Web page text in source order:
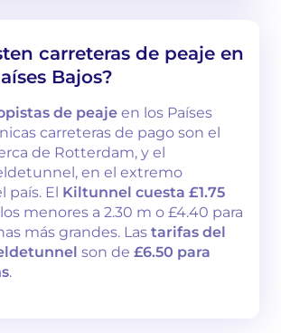
carreteras de peaje en
Bajos?
de peaje en los Países
carreteras de pago son el
de Rotterdam, y el
en el extremo
país. El Kiltunnel cuesta £1.75
menores a 2.30 m o £4.40 para
más grandes. Las tarifas del
son de £6.50 para
.